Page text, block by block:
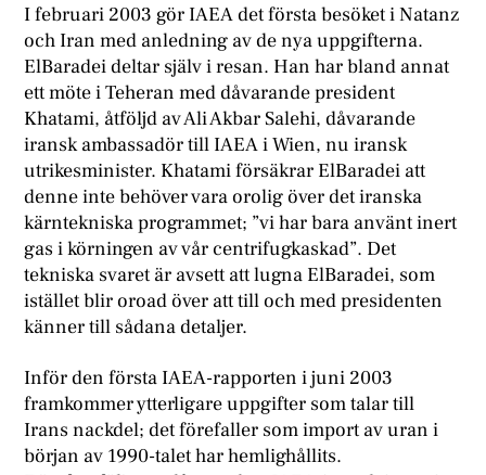
I februari 2003 gör IAEA det första besöket i Natanz
och Iran med anledning av de nya uppgifterna.
ElBaradei deltar själv i resan. Han har bland annat
ett möte i Teheran med dåvarande president
Khatami, åtföljd av Ali Akbar Salehi, dåvarande
iransk ambassadör till IAEA i Wien, nu iransk
utrikesminister. Khatami försäkrar ElBaradei att
denne inte behöver vara orolig över det iranska
kärntekniska programmet; ”vi har bara använt inert
gas i körningen av vår centrifugkaskad”. Det
tekniska svaret är avsett att lugna ElBaradei, som
istället blir oroad över att till och med presidenten
känner till sådana detaljer.
Inför den första IAEA-rapporten i juni 2003
framkommer ytterligare uppgifter som talar till
Irans nackdel; det förefaller som import av uran i
början av 1990-talet har hemlighållits.